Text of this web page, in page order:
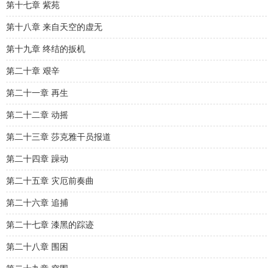
第十七章 紫苑
第十八章 来自天空的虚无
第十九章 终结的扳机
第二十章 艰辛
第二十一章 再生
第二十二章 动摇
第二十三章 莎克雅干员报道
第二十四章 躁动
第二十五章 灾厄前奏曲
第二十六章 追捕
第二十七章 漆黑的踪迹
第二十八章 围困